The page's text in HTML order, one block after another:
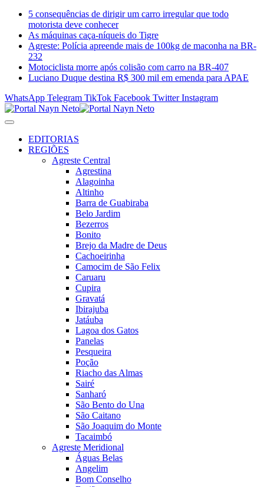
5 consequências de dirigir um carro irregular que todo
motorista deve conhecer
As máquinas caça-níqueis do Tigre
Agreste: Polícia apreende mais de 100kg de maconha na BR-
232
Motociclista morre após colisão com carro na BR-407
Luciano Duque destina R$ 300 mil em emenda para APAE
WhatsApp Telegram TikTok Facebook Twitter Instagram
EDITORIAS
REGIÕES
Agreste Central
Agrestina
Alagoinha
Altinho
Barra de Guabiraba
Belo Jardim
Bezerros
Bonito
Brejo da Madre de Deus
Cachoeirinha
Camocim de São Felix
Caruaru
Cupira
Gravatá
Ibirajuba
Jatáuba
Lagoa dos Gatos
Panelas
Pesqueira
Poção
Riacho das Almas
Sairé
Sanharó
São Bento do Una
São Caitano
São Joaquim do Monte
Tacaimbó
Agreste Meridional
Águas Belas
Angelim
Bom Conselho